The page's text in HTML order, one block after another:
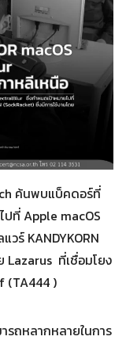
ค้นพบแบ็คดอร์ที่
ปที่ Apple macOS
ร์ KANDYKORN
Lazarus ที่เชื่อมโยง
(TA444 )
รถหลากหลายในการ